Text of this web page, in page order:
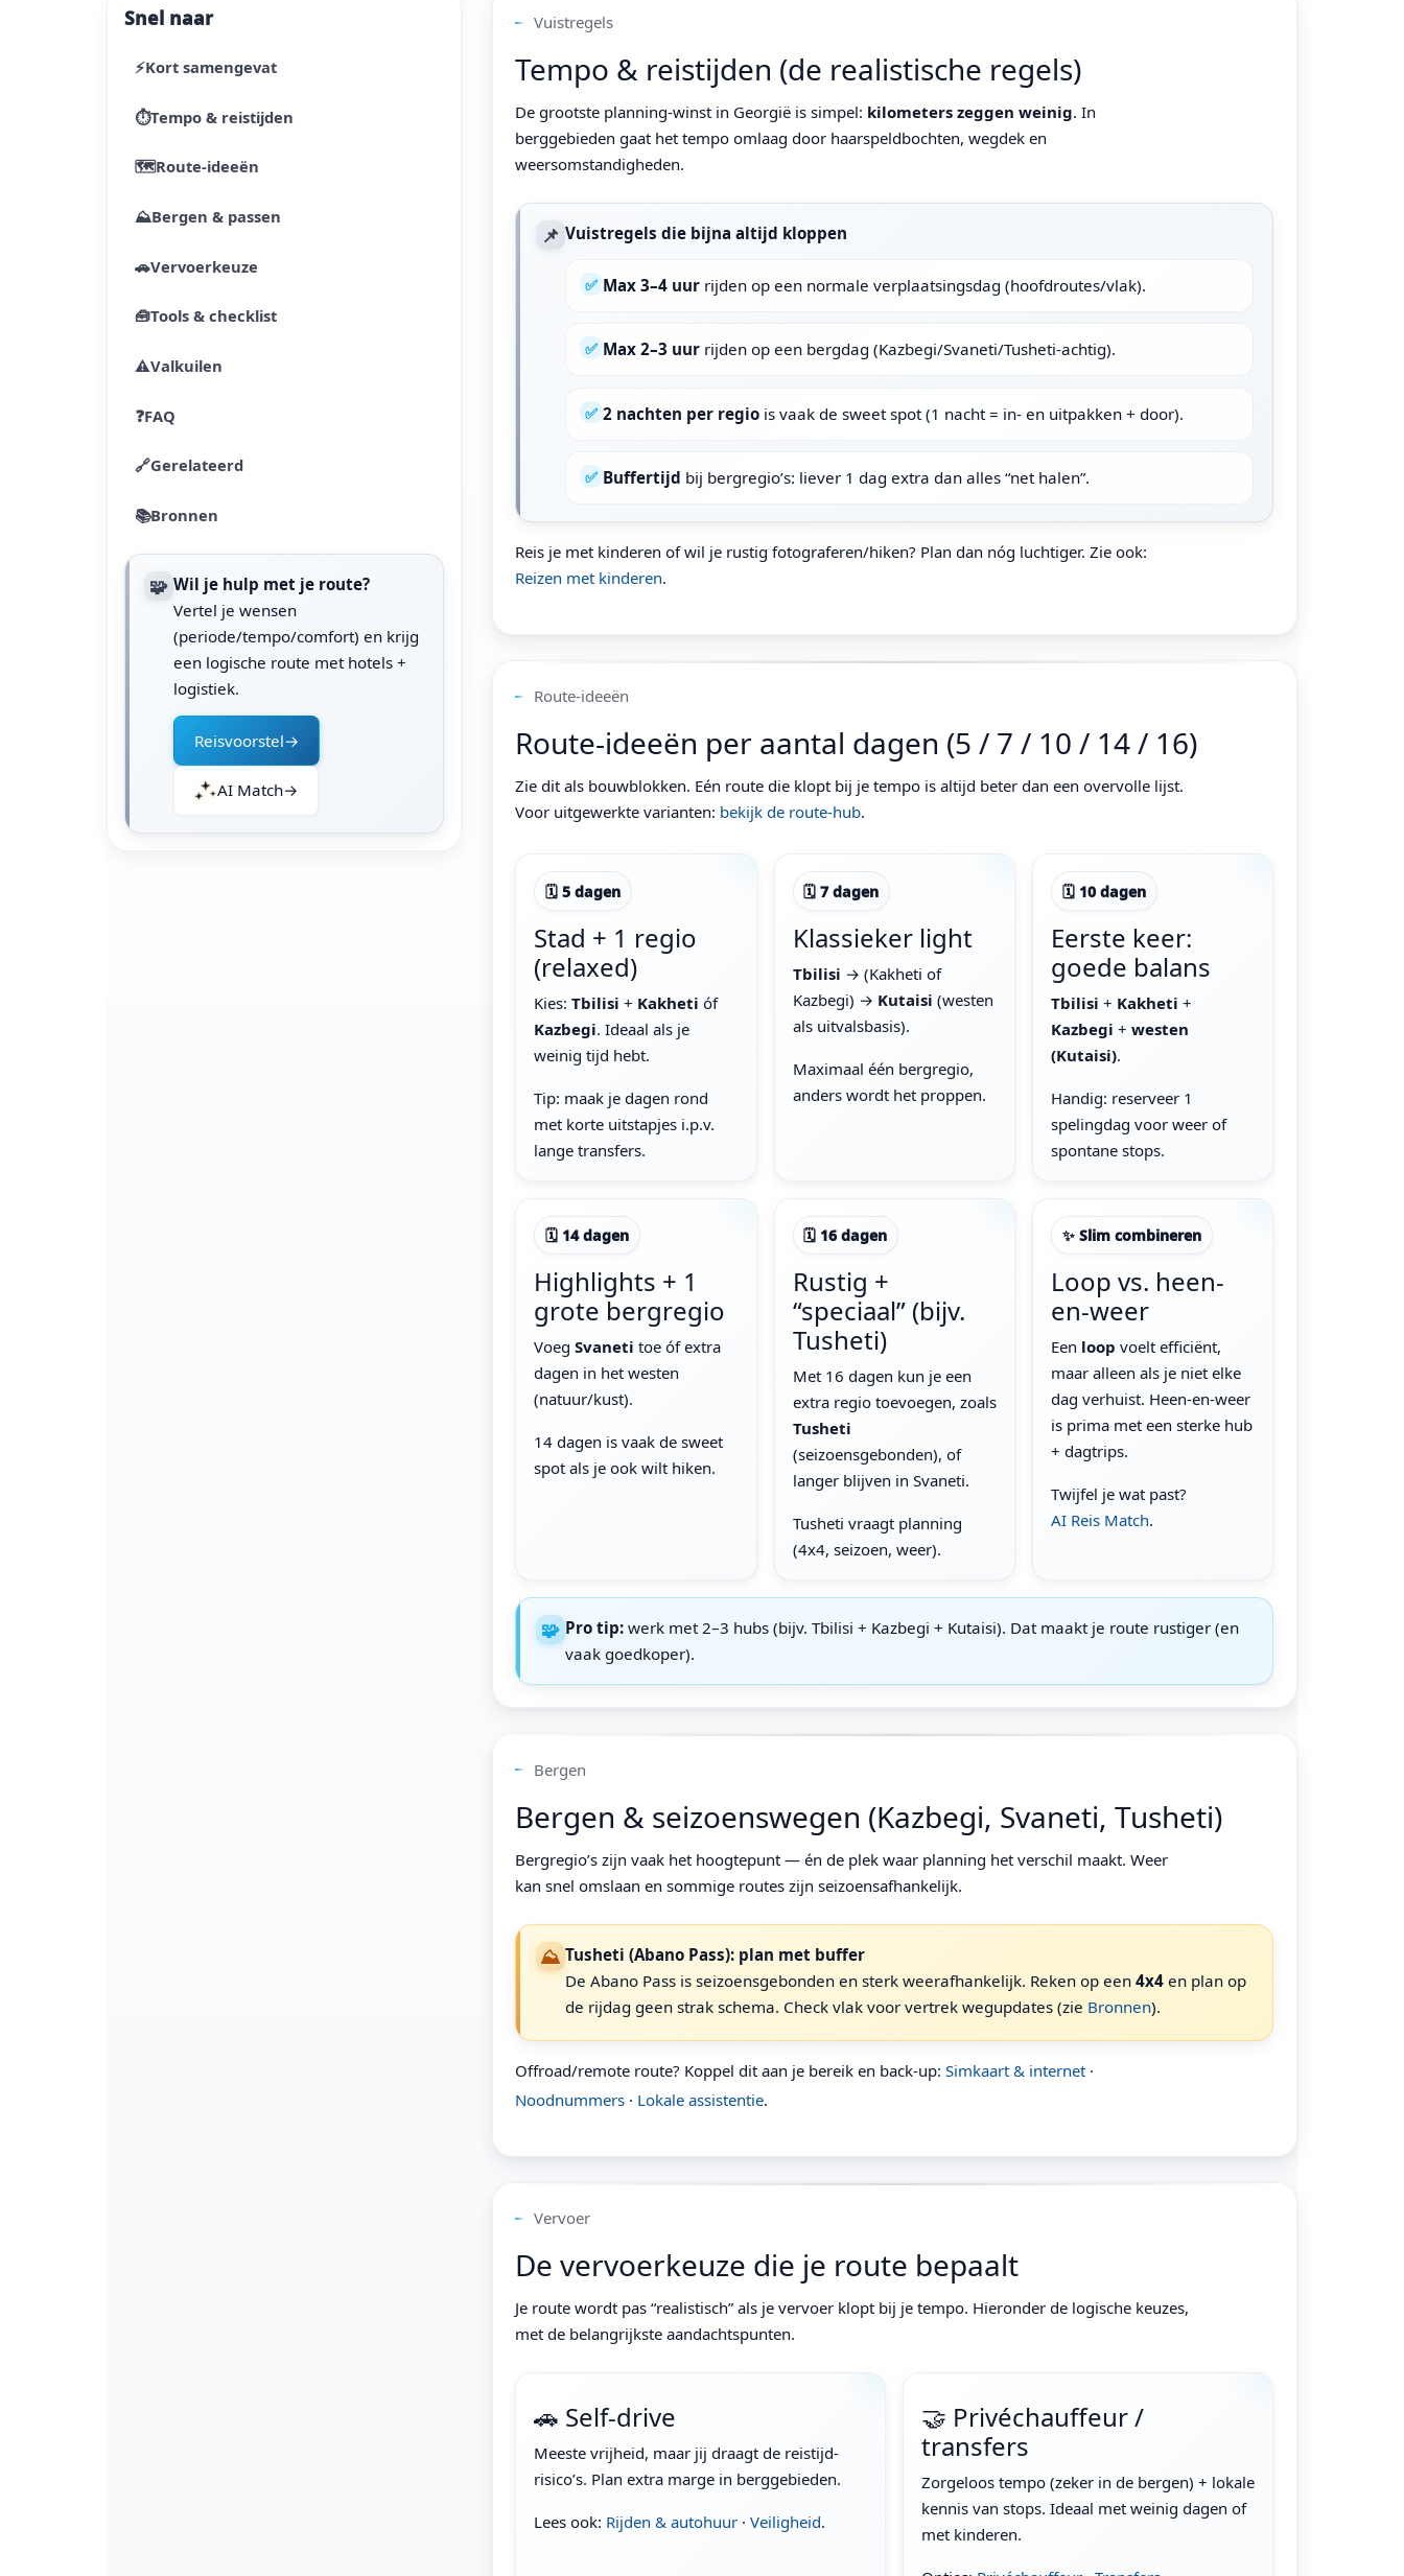
Snel naar
⚡Kort samengevat
⏱Tempo & reistijden
🗺️Route-ideeën
⛰️Bergen & passen
🚗Vervoerkeuze
🧰Tools & checklist
⚠️Valkuilen
❓FAQ
🔗Gerelateerd
📚Bronnen
🧩 Wil je hulp met je route?
Vertel je wensen
(periode/tempo/comfort) en krijg
een logische route met hotels +
logistiek.
Reisvoorstel→
AI Match→
Vuistregels
Tempo & reistijden (de realistische regels)
De grootste planning-winst in Georgië is simpel: kilometers zeggen weinig. In
berggebieden gaat het tempo omlaag door haarspeldbochten, wegdek en
weersomstandigheden.
📌 Vuistregels die bijna altijd kloppen
✅ Max 3–4 uurrijden op een normale verplaatsingsdag (hoofdroutes/vlak).
✅ Max 2–3 uurrijden op een bergdag (Kazbegi/Svaneti/Tusheti-achtig).
✅ 2 nachten per regiois vaak de sweet spot (1 nacht = in- en uitpakken + door).
✅ Buffertijd bij bergregio’s: liever 1 dag extra dan alles “net halen”.
Reis je met kinderen of wil je rustig fotograferen/hiken? Plan dan nóg luchtiger. Zie ook:
Reizen met kinderen.
Route-ideeën
Route-ideeën per aantal dagen (5 / 7 / 10 / 14 / 16)
Zie dit als bouwblokken. Eén route die klopt bij je tempo is altijd beter dan een overvolle lijst.
Voor uitgewerkte varianten: bekijk de route-hub.
🗓 5 dagen
Stad + 1 regio
(relaxed)
Kies:Tbilisi + Kakheti óf
Kazbegi. Ideaal als je
weinig tijd hebt.
Tip: maak je dagen rond
met korte uitstapjes i.p.v.
lange transfers.
🗓 7 dagen
Klassieker light
Tbilisi → (Kakheti of
Kazbegi) → Kutaisi (westen
als uitvalsbasis).
Maximaal één bergregio,
anders wordt het proppen.
🗓 10 dagen
Eerste keer:
goede balans
Tbilisi + Kakheti +
Kazbegi + westen
(Kutaisi).
Handig: reserveer 1
spelingdag voor weer of
spontane stops.
🗓 14 dagen
Highlights + 1
grote bergregio
VoegSvaneti toe óf extra
dagen in het westen
(natuur/kust).
14 dagen is vaak de sweet
spot als je ook wilt hiken.
🗓 16 dagen
Rustig +
“speciaal” (bijv.
Tusheti)
Met 16 dagen kun je een
extra regio toevoegen, zoals
Tusheti
(seizoensgebonden), of
langer blijven in Svaneti.
Tusheti vraagt planning
(4x4, seizoen, weer).
✨ Slim combineren
Loop vs. heen-
en-weer
Een loop voelt efficiënt,
maar alleen als je niet elke
dag verhuist. Heen-en-weer
is prima met een sterke hub
+ dagtrips.
Twijfel je wat past?
AI Reis Match.
🧩 Pro tip:werk met 2–3 hubs (bijv. Tbilisi + Kazbegi + Kutaisi). Dat maakt je route rustiger (en
vaak goedkoper).
Bergen
Bergen & seizoenswegen (Kazbegi, Svaneti, Tusheti)
Bergregio’s zijn vaak het hoogtepunt — én de plek waar planning het verschil maakt. Weer
kan snel omslaan en sommige routes zijn seizoensafhankelijk.
⛰ Tusheti (Abano Pass): plan met buffer
De Abano Pass is seizoensgebonden en sterk weerafhankelijk. Reken op een 4x4en plan op
de rijdag geen strak schema. Check vlak voor vertrek wegupdates (zie Bronnen).
Offroad/remote route? Koppel dit aan je bereik en back-up:Simkaart & internet ·
Noodnummers · Lokale assistentie.
Vervoer
De vervoerkeuze die je route bepaalt
Je route wordt pas “realistisch” als je vervoer klopt bij je tempo. Hieronder de logische keuzes,
met de belangrijkste aandachtspunten.
🚗 Self-drive
Meeste vrijheid, maar jij draagt de reistijd-
risico’s. Plan extra marge in berggebieden.
Lees ook: Rijden & autohuur ·Veiligheid.
🤝 Privéchauffeur /
transfers
Zorgeloos tempo (zeker in de bergen) + lokale
kennis van stops. Ideaal met weinig dagen of
met kinderen.